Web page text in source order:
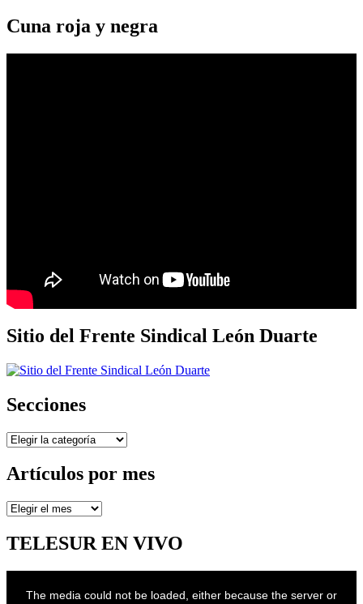
Cuna roja y negra
Sitio del Frente Sindical León Duarte
Secciones
Secciones
Artículos por mes
Artículos
mes
TELESUR EN VIVO